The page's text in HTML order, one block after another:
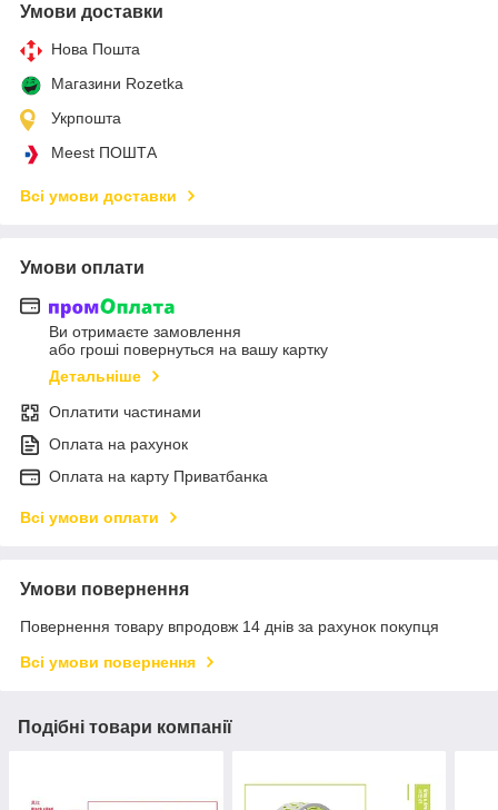
Умови доставки
Нова Пошта
Магазини Rozetka
Укрпошта
Meest ПОШТА
Всі умови доставки
Умови оплати
Ви отримаєте замовлення
або гроші повернуться на вашу картку
Детальніше
Оплатити частинами
Оплата на рахунок
Оплата на карту Приватбанка
Всі умови оплати
Умови повернення
Повернення товару впродовж 14 днів за рахунок покупця
Всі умови повернення
Подібні товари компанії